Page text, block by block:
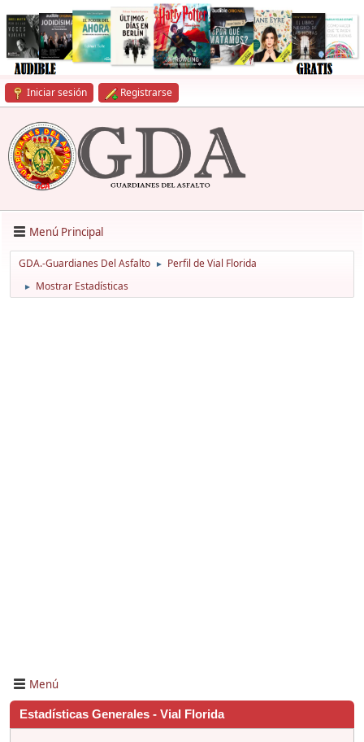
Iniciar sesión Registrarse
Menú Principal
GDA.-Guardianes Del Asfalto ► Perfil de Vial Florida
► Mostrar Estadísticas
Menú
Estadísticas Generales - Vial Florida